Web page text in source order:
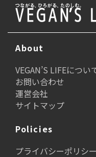
About
VEGAN’S LIFEについ
お問い合わせ
運営会社
サイトマップ
Policies
プライバシーポリシー